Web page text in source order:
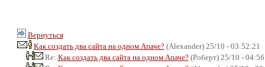
Вернуться
Как создать два сайта на одном Апаче?(Alexander) 25/10 - 03:52:21
Re: Как создать два сайта на одном Апаче?(Роберт) 25/10 -